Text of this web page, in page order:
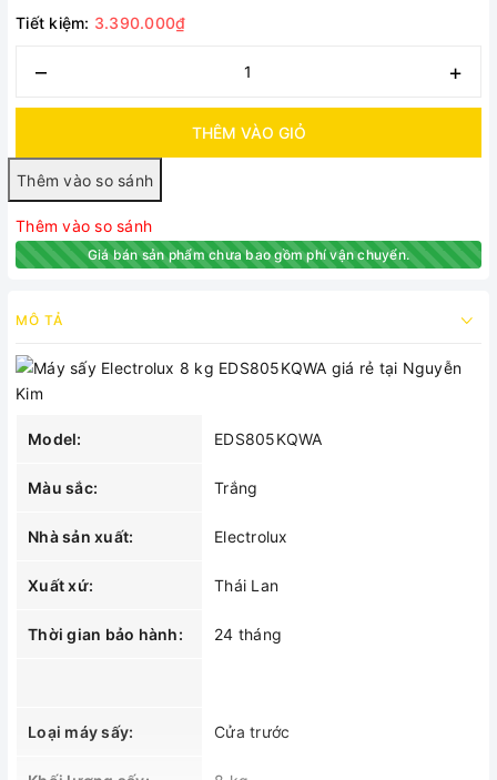
Tiết kiệm: 3.390.000₫
– +
THÊM VÀO GIỎ
Thêm vào so sánh
Giá bán sản phẩm chưa bao gồm phí vận chuyển.
MÔ TẢ
Model: EDS805KQWA
Màu sắc: Trắng
Nhà sản xuất: Electrolux
Xuất xứ: Thái Lan
Thời gian bảo hành: 24 tháng
Loại máy sấy: Cửa trước